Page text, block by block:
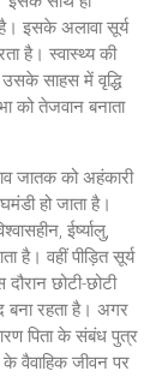
इसके अलावा सूर्य
है। स्वास्थ्य की
साहस में वृद्धि
को तेजवान बनाता
जातक को अहंकारी
हो जाता है।
ईर्ष्यालु,
है। वहीं पीड़ित सूर्य
छोटी-छोटी
बना रहता है। अगर
पिता के संबंध पुत्र
वैवाहिक जीवन पर